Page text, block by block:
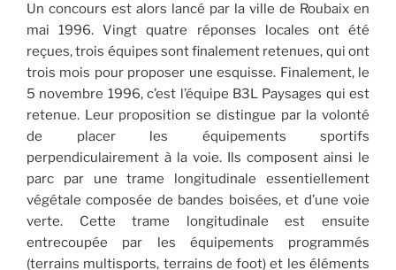
Un concours est alors lancé par la ville de Roubaix en
mai 1996. Vingt quatre réponses locales ont été
reçues, trois équipes sont finalement retenues, qui ont
trois mois pour proposer une esquisse. Finalement, le
5 novembre 1996, c’est l’équipe B3L Paysages qui est
retenue. Leur proposition se distingue par la volonté
de placer les équipements sportifs
perpendiculairement à la voie. Ils composent ainsi le
parc par une trame longitudinale essentiellement
végétale composée de bandes boisées, et d’une voie
verte. Cette trame longitudinale est ensuite
entrecoupée par les équipements programmés
(terrains multisports, terrains de foot) et les éléments